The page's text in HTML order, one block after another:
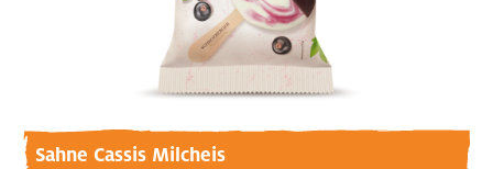
Sahne Cassis Milcheis